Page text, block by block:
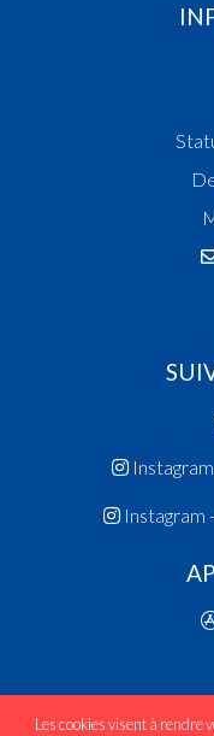
Instagram
Les cookies visent à rendre